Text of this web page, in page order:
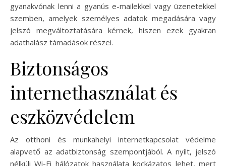
gyanakvónak lenni a gyanús e-mailekkel vagy üzenetekkel
szemben, amelyek személyes adatok megadására vagy
jelszó megváltoztatására kérnek, hiszen ezek gyakran
adathalász támadások részei.
Biztonságos
internethasználat és
eszközvédelem
Az otthoni és munkahelyi internetkapcsolat védelme
alapvető az adatbiztonság szempontjából. A nyílt, jelszó
nélküli Wi-Fi hálózatok használata kockázatos lehet, mert